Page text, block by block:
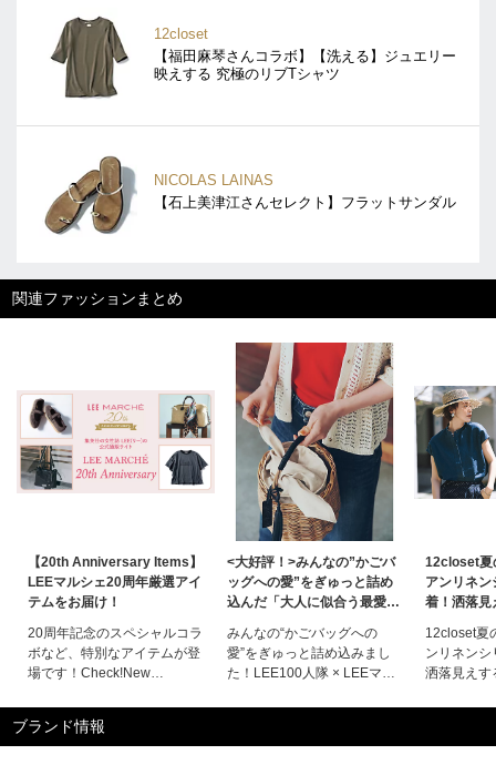
12closet
【福田麻琴さんコラボ】【洗える】ジュエリー
映えする 究極のリブTシャツ
NICOLAS LAINAS
【石上美津江さんセレクト】フラットサンダル
関連ファッションまとめ
【20th Anniversary Items】
LEEマルシェ20周年厳選アイ
テムをお届け！
20周年記念のスペシャルコラ
ボなど、特別なアイテムが登
場です！Check!New
注】STEADY BAG MINI
SHORT
<大好評！>みんなの”かごバ
ッグへの愛”をぎゅっと詰め
込んだ「大人に似合う最愛か
みんなの“かごバッグへの
愛”をぎゅっと詰め込みまし
た！LEE100人隊 × LEEマル
愛かごバッグ」誕生！
12closet夏
アンリネン
着！洒落見
12closet夏
ンリネンシ
洒落見えす
ン」に夢中
ブランド情報